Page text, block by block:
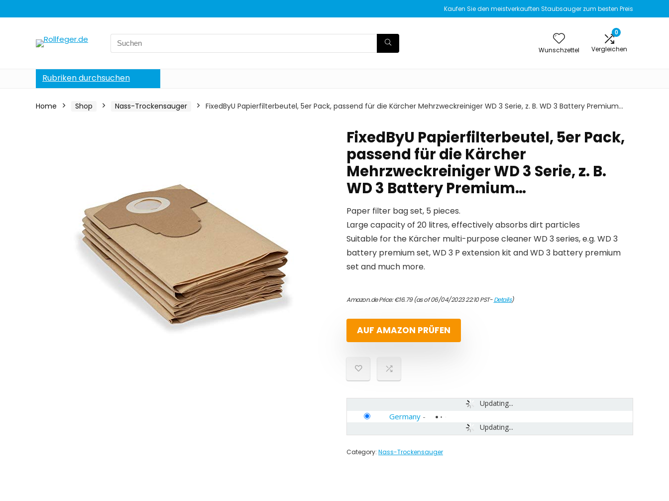
Kaufen Sie den meistverkauften Staubsauger zum besten Preis
Search
for:
Wunschzettel
0
Vergleichen
Rubriken durchsuchen
Home Shop Nass-Trockensauger FixedByU Papierfilterbeutel, 5er Pack, passend für die Kärcher Mehrzweckreiniger WD 3 Serie, z. B. WD 3 Battery Premium…
FixedByU Papierfilterbeutel, 5er Pack,
passend für die Kärcher
Mehrzweckreiniger WD 3 Serie, z. B.
WD 3 Battery Premium…
Paper filter bag set, 5 pieces.
Large capacity of 20 litres, effectively absorbs dirt particles
Suitable for the Kärcher multi-purpose cleaner WD 3 series, e.g. WD 3
battery premium set, WD 3 P extension kit and WD 3 battery premium
set and much more.
Amazon.de Price:€16.79(as of 06/04/2023 22:10 PST-Details)
AUF AMAZON PRÜFEN
Updating...
Updating...
Germany -
Category: Nass-Trockensauger